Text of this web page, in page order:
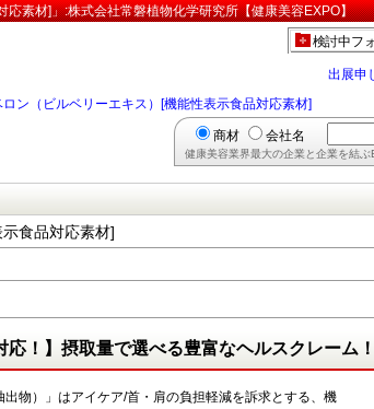
素材]」:株式会社常磐植物化学研究所【健康美容EXPO】
検討中フ
出展申
ロン（ビルベリーエキス）[機能性表示食品対応素材]
商材 会社名
健康美容業界最大の企業と企業を結
食品対応素材]
応！】摂取量で選べる豊富なヘルスクレーム
出物）」はアイケア/首・肩の負担軽減を訴求とする、機